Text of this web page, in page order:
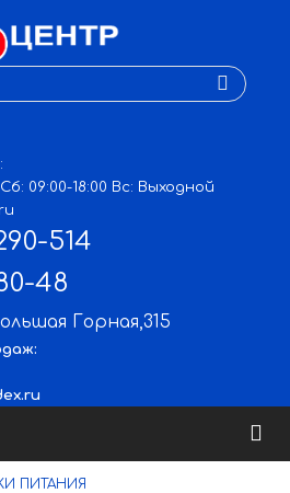
09:00-18:00 Вс: Выходной
514
48
Горная,315
ПИТАНИЯ